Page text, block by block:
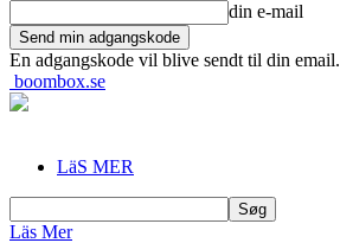
din e-mail
En adgangskode vil blive sendt til din email.
boombox.se
LäS MER
Läs Mer